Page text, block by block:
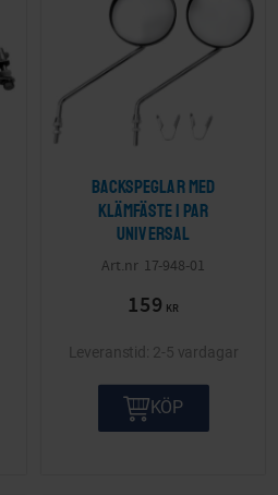
Backspeglar med
klämfäste 1 par
Universal
17-948-01
159 KR
2-5 vardagar
KÖP